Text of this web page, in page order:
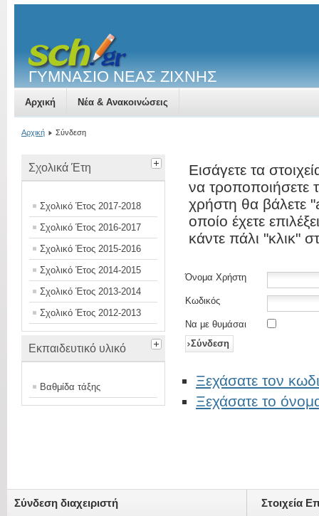
ΓΥΜΝΑΣΙΟ ΝΕΑΣ ΖΙΧΝΗΣ
Αρχική Νέα & Ανακοινώσεις
Αρχική Σύνδεση
Σχολικά Έτη
Σχολικό Έτος 2017-2018
Σχολικό Έτος 2016-2017
Σχολικό Έτος 2015-2016
Σχολικό Έτος 2014-2015
Σχολικό Έτος 2013-2014
Σχολικό Έτος 2012-2013
Εκπαιδευτικό υλικό
Βαθμίδα τάξης
Εισάγετε τα
να τροποποιήσετε
χρήστη θα βάλετε
οποίο έχετε
κάντε πάλι "κλικ"
Όνομα Χρήστη
Κωδικός
Να με θυμάσαι
Σύνδεση
Ξεχάσατε τον
Ξεχάσατε το
Σύνδεση διαχειριστή Στοιχεία